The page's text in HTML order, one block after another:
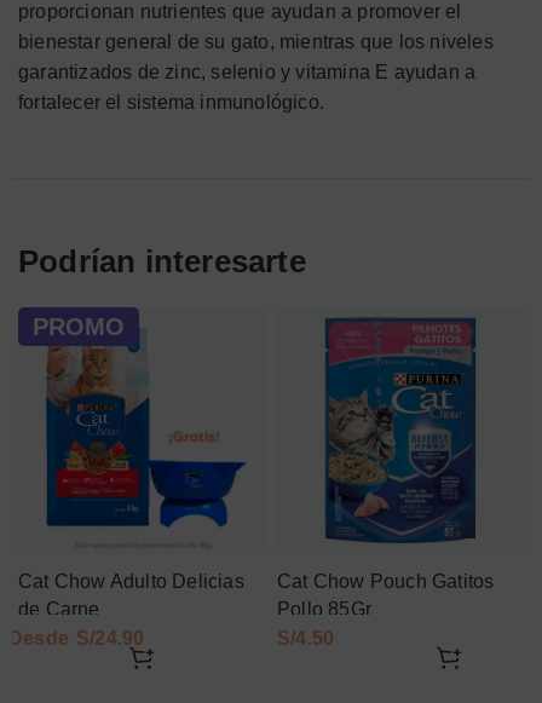
proporcionan nutrientes que ayudan a promover el
bienestar general de su gato, mientras que los niveles
garantizados de zinc, selenio y vitamina E ayudan a
fortalecer el sistema inmunológico.
Podrían interesarte
PROMO
Cat Chow Adulto Delicias
de Carne
S/
Cat Chow Pouch Gatitos
Pollo 85Gr
S/